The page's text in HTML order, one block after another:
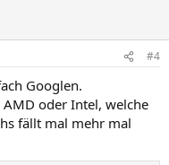
#4
Googlen.
oder Intel, welche
fällt mal mehr mal